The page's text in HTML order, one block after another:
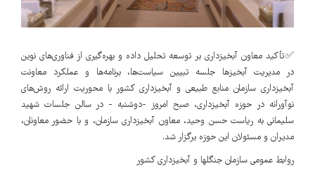
✅تأکید معاون آبخیزداری بر توسعه تحلیل داده و بهره‌گیری از فناوری‌های نوین
در مدیریت آبخیزها جلسه تبیین سیاست‌ها، برنامه‌ها و عملکرد معاونت
آبخیزداری سازمان منابع طبیعی و آبخیزداری کشور با محوریت ارائه روش‌های
نوآورانه در حوزه آبخیزداری، صبح امروز -دوشنبه - در سالن جلسات شهید
سلیمانی به ریاست حسن وحید، معاون آبخیزداری سازمان، و با حضور معاونان،
مدیران و مسئولان این حوزه برگزار شد.
روابط عمومی سازمان جنگلها و آبخیزداری کشور